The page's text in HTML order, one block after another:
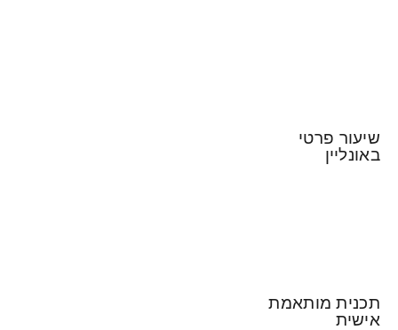
שיעור פרטי
באונליין
תכנית מותאמת
אישית